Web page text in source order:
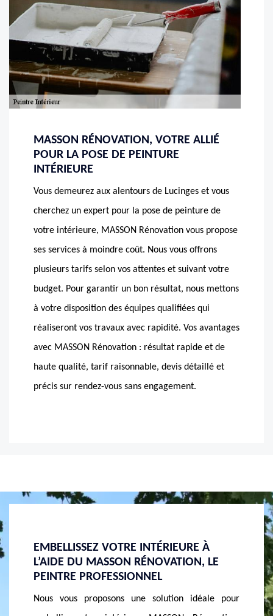
MASSON RÉNOVATION, VOTRE ALLIÉ
POUR LA POSE DE PEINTURE
INTÉRIEURE
Vous demeurez aux alentours de Lucinges et vous
cherchez un expert pour la pose de peinture de
votre intérieure, MASSON Rénovation vous propose
ses services à moindre coût. Nous vous offrons
plusieurs tarifs selon vos attentes et suivant votre
budget. Pour garantir un bon résultat, nous mettons
à votre disposition des équipes qualifiées qui
réaliseront vos travaux avec rapidité. Vos avantages
avec MASSON Rénovation : résultat rapide et de
haute qualité, tarif raisonnable, devis détaillé et
précis sur rendez-vous sans engagement.
REVÊTIR VOS MURS INTÉRIEURS AVEC
DE LA PEINTURE, APPELEZ MASSON
RÉNOVATION
Vos murs intérieurs commencent à se dégrader ?